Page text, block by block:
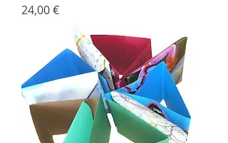
Prix
24,00 €